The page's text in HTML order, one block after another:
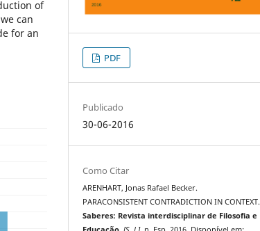
of
can
for an
PDF
Publicado
30-06-2016
Como Citar
ARENHART, Jonas Rafael Becker.
PARACONSISTENT CONTRADICTION IN CONTEXT.
Saberes: Revista interdisciplinar de Filosofia e